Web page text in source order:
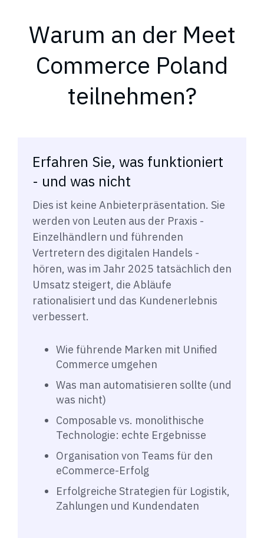
Warum an der Meet
Commerce Poland
teilnehmen?
Erfahren Sie, was funktioniert
- und was nicht
Dies ist keine Anbieterpräsentation. Sie
werden von Leuten aus der Praxis -
Einzelhändlern und führenden
Vertretern des digitalen Handels -
hören, was im Jahr 2025 tatsächlich den
Umsatz steigert, die Abläufe
rationalisiert und das Kundenerlebnis
verbessert.
Wie führende Marken mit Unified
Commerce umgehen
Was man automatisieren sollte (und
was nicht)
Composable vs. monolithische
Technologie: echte Ergebnisse
Organisation von Teams für den
eCommerce-Erfolg
Erfolgreiche Strategien für Logistik,
Zahlungen und Kundendaten